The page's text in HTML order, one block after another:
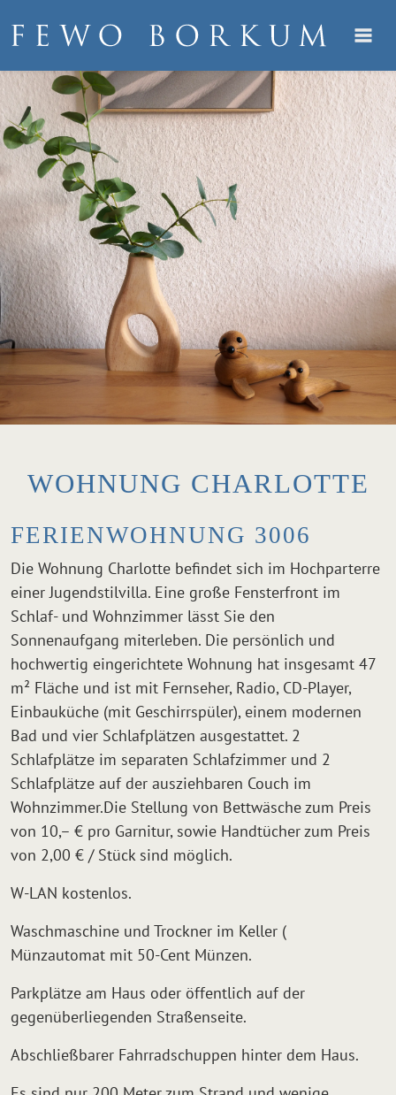
WOHNUNG CHARLOTTE
FERIENWOHNUNG 3006
Die Wohnung Charlotte befindet sich im Hochparterre
einer Jugendstilvilla. Eine große Fensterfront im
Schlaf- und Wohnzimmer lässt Sie den
Sonnenaufgang miterleben. Die persönlich und
hochwertig eingerichtete Wohnung hat insgesamt 47
m² Fläche und ist mit Fernseher, Radio, CD-Player,
Einbauküche (mit Geschirrspüler), einem modernen
Bad und vier Schlafplätzen ausgestattet. 2
Schlafplätze im separaten Schlafzimmer und 2
Schlafplätze auf der ausziehbaren Couch im
Wohnzimmer.Die Stellung von Bettwäsche zum Preis
von 10,– € pro Garnitur, sowie Handtücher zum Preis
von 2,00 € / Stück sind möglich.
W-LAN kostenlos.
Waschmaschine und Trockner im Keller (
Münzautomat mit 50-Cent Münzen.
Parkplätze am Haus oder öffentlich auf der
gegenüberliegenden Straßenseite.
Abschließbarer Fahrradschuppen hinter dem Haus.